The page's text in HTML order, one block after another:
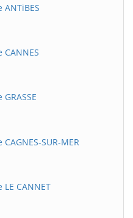
SUR-MER
CANNET